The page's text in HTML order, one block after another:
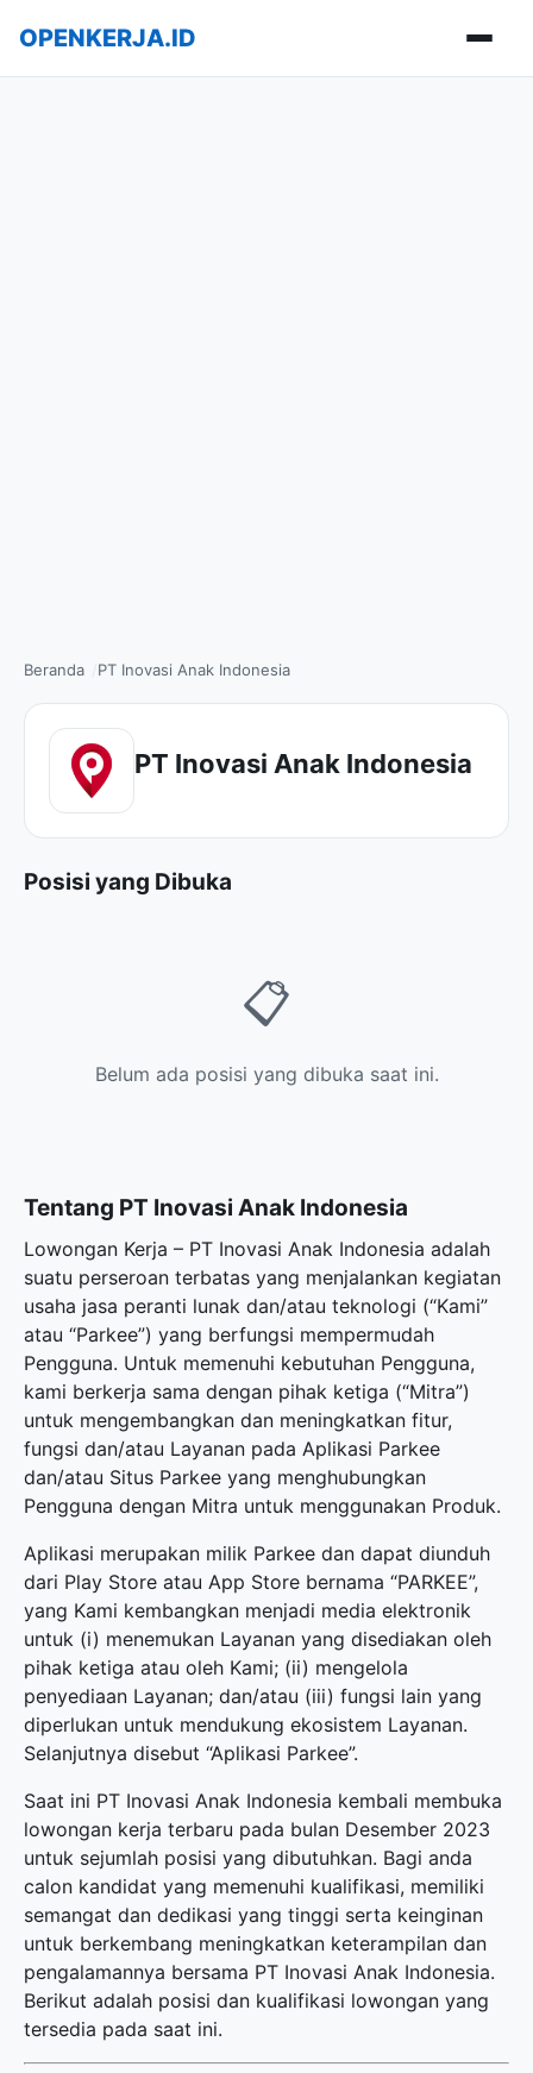
OPENKERJA.ID
Beranda PT Inovasi Anak Indonesia
PT Inovasi Anak Indonesia
Posisi yang Dibuka
📋
Belum ada posisi yang dibuka saat ini.
Tentang PT Inovasi Anak Indonesia
Lowongan Kerja – PT Inovasi Anak Indonesia adalah
suatu perseroan terbatas yang menjalankan kegiatan
usaha jasa peranti lunak dan/atau teknologi (“Kami”
atau “Parkee”) yang berfungsi mempermudah
Pengguna. Untuk memenuhi kebutuhan Pengguna,
kami berkerja sama dengan pihak ketiga (“Mitra”)
untuk mengembangkan dan meningkatkan fitur,
fungsi dan/atau Layanan pada Aplikasi Parkee
dan/atau Situs Parkee yang menghubungkan
Pengguna dengan Mitra untuk menggunakan Produk.
Aplikasi merupakan milik Parkee dan dapat diunduh
dari Play Store atau App Store bernama “PARKEE”,
yang Kami kembangkan menjadi media elektronik
untuk (i) menemukan Layanan yang disediakan oleh
pihak ketiga atau oleh Kami; (ii) mengelola
penyediaan Layanan; dan/atau (iii) fungsi lain yang
diperlukan untuk mendukung ekosistem Layanan.
Selanjutnya disebut “Aplikasi Parkee”.
Saat ini PT Inovasi Anak Indonesia kembali membuka
lowongan kerja terbaru pada bulan Desember 2023
untuk sejumlah posisi yang dibutuhkan. Bagi anda
calon kandidat yang memenuhi kualifikasi, memiliki
semangat dan dedikasi yang tinggi serta keinginan
untuk berkembang meningkatkan keterampilan dan
pengalamannya bersama PT Inovasi Anak Indonesia.
Berikut adalah posisi dan kualifikasi lowongan yang
tersedia pada saat ini.